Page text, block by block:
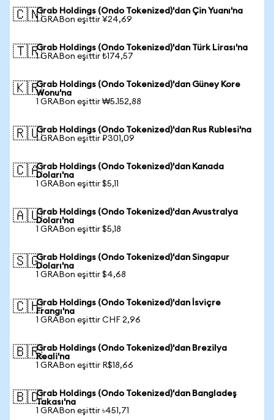
🇨🇳Grab Holdings (Ondo Tokenized)'dan Çin Yuanı'na
1 GRABon eşittir ¥24,69
🇹🇷Grab Holdings (Ondo Tokenized)'dan Türk Lirası'na
1 GRABon eşittir ₺174,57
🇰🇷Grab Holdings (Ondo Tokenized)'dan Güney Kore
Wonu'na
1 GRABon eşittir ₩5.152,88
🇷🇺Grab Holdings (Ondo Tokenized)'dan Rus Rublesi'na
1 GRABon eşittir ₽301,09
🇨🇦Grab Holdings (Ondo Tokenized)'dan Kanada
Doları'na
1 GRABon eşittir $5,11
🇦🇺Grab Holdings (Ondo Tokenized)'dan Avustralya
Doları'na
1 GRABon eşittir $5,18
🇸🇬Grab Holdings (Ondo Tokenized)'dan Singapur
Doları'na
1 GRABon eşittir $4,68
🇨🇭Grab Holdings (Ondo Tokenized)'dan İsviçre
Frangı'na
1 GRABon eşittir CHF 2,96
🇧🇷Grab Holdings (Ondo Tokenized)'dan Brezilya
Reali'na
1 GRABon eşittir R$18,66
🇧🇩Grab Holdings (Ondo Tokenized)'dan Bangladeş
Takası'na
1 GRABon eşittir ৳451,71